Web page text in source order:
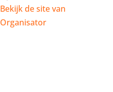
Bekijk de site van
Organisator